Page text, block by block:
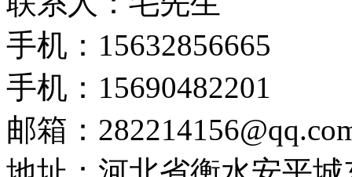
手机：15632856665
手机：15690482201
邮箱：